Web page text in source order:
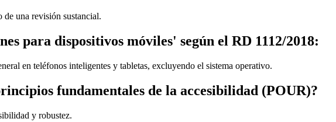
de una revisión sustancial.
para dispositivos móviles' según el RD 1112/2018:
en teléfonos inteligentes y tabletas, excluyendo el sistema operativo.
fundamentales de la accesibilidad (POUR)?
y robustez.